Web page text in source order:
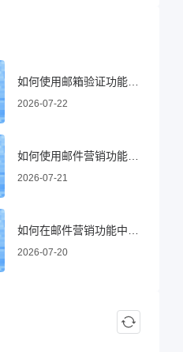
2026-07-22
2026-07-21
2026-07-20